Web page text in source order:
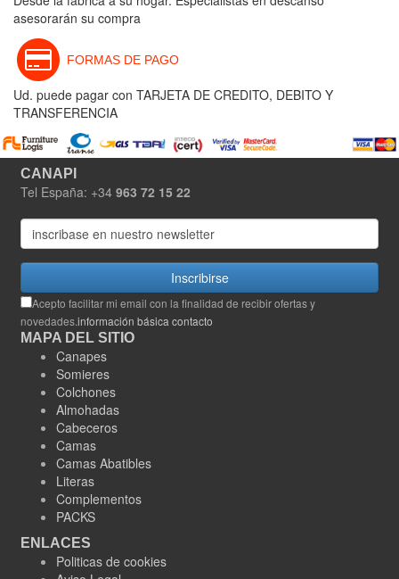
asesorarán su compra
FORMAS DE PAGO
Ud. puede pagar con TARJETA DE CREDITO, DEBITO Y
TRANSFERENCIA
CANAPI
Tel España: +34 963 72 15 22
Inscribirse
Acepto facilitar mi email con la finalidad de recibir ofertas y
novedades.información básica contacto
MAPA DEL SITIO
Canapes
Somieres
Colchones
Almohadas
Cabeceros
Camas
Camas Abatibles
Literas
Complementos
PACKS
ENLACES
Politicas de cookies